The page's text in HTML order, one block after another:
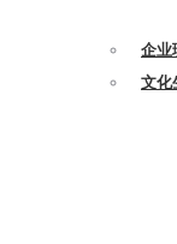
企业
文化